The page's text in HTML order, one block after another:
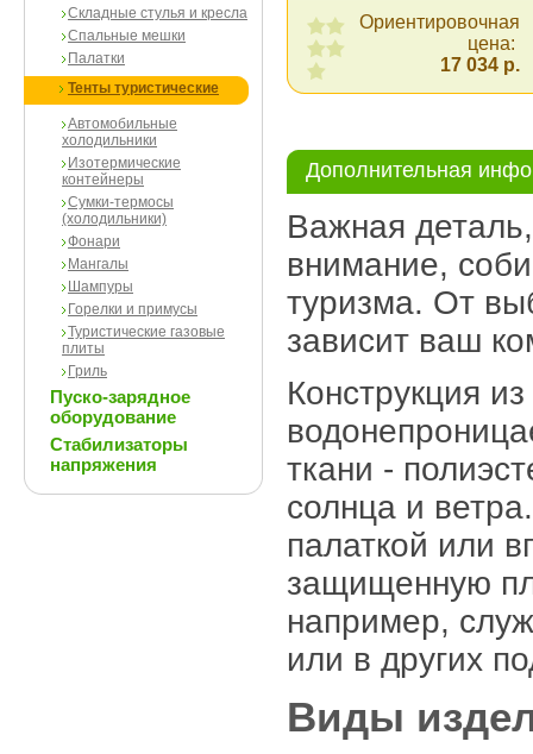
Складные стулья и кресла
Спальные мешки
Палатки
Тенты туристические
Автомобильные
холодильники
Изотермические
контейнеры
Сумки-термосы
(холодильники)
Фонари
Мангалы
Шампуры
Горелки и примусы
Туристические газовые
плиты
Гриль
Пуско-зарядное
оборудование
Стабилизаторы
напряжения
Ориентировочная
цена:
17 034 р.
Дополнительная
Важная
внимание,
туризма. От
зависит ваш
Конструкция
ткани -
солнца и
палаткой или
защищенную
например,
или в других
Виды